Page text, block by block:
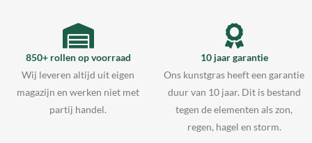
850+ rollen op voorraad
Wij leveren altijd uit eigen
magazijn en werken niet met
partij handel.
10 jaar garantie
Ons kunstgras heeft een garantie
duur van 10 jaar. Dit is bestand
tegen de elementen als zon,
regen, hagel en storm.